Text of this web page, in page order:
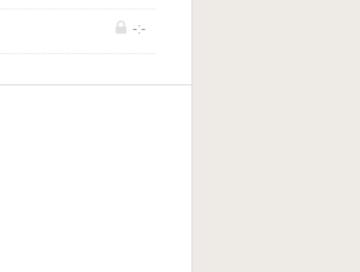
-:-